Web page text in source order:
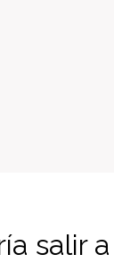
salir